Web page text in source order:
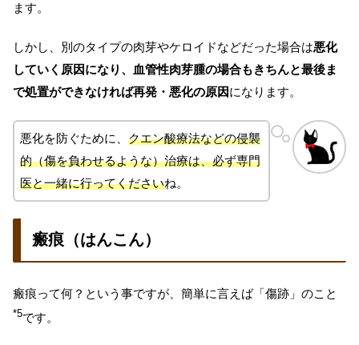
ます。
しかし、別のタイプの肉芽やケロイドなどだった場合は悪化
していく原因になり、血管性肉芽腫の場合もきちんと最後ま
で処置ができなければ再発・悪化の原因になります。
悪化を防ぐために、 クエン酸療法などの侵襲
的（傷を負わせるような）治療は、必ず専門
医と一緒に行ってくださいね。
瘢痕（はんこん）
瘢痕って何？という事ですが、簡単に言えば「傷跡」のこと
*5です。